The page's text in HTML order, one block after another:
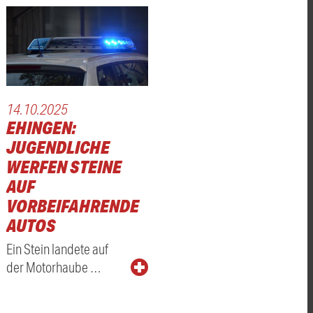
14.10.2025
EHINGEN:
JUGENDLICHE
WERFEN STEINE
AUF
VORBEIFAHRENDE
AUTOS
Ein Stein landete auf
der Motorhaube …